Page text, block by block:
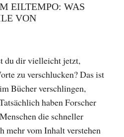
EILTEMPO: WAS
VON
du dir vielleicht jetzt,
zu verschlucken? Das ist
Bücher verschlingen,
haben Forscher
die schneller
mehr vom Inhalt verstehen